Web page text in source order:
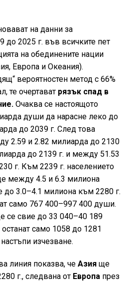
на данни за
до 2025 г. във всичките пет
на обединените нации
Европа и Океания).
вероятностен метод с 66%
те очертаватрязък спад в
Очаква се настоящото
души да нарасне леко до
до 2039 г. След това
2.59 и 2.82 милиарда до 2130
до 2139 г. и между 51.53
г. Към 2239 г. населението
между 4.5 и 6.3 милиона
до 3.0–4.1 милиона към 2280 г.
само 767 400–997 400 души.
се свие до 33 040–40 189
само 1058 до 1281
изчезване.
линия показва, чеАзияще
г., следвана от Европапрез